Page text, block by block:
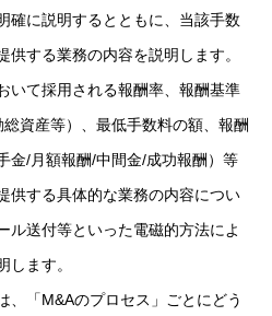
確に説明するとともに、当該手数
供する業務の内容を説明します。
いて採用される報酬率、報酬基準
資産等）、最低手数料の額、報酬
金/月額報酬/中間金/成功報酬）等
供する具体的な業務の内容につい
ル送付等といった電磁的方法によ
します。
、「M&Aのプロセス」ごとにどう